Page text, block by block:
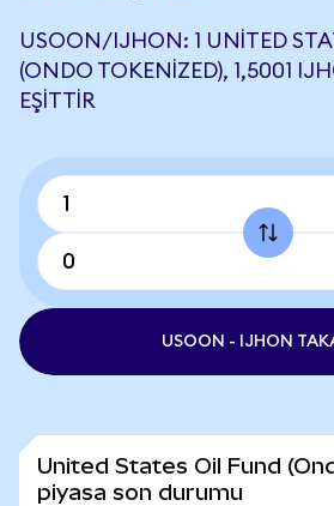
USOON/IJHON: 1 UNITED
(ONDO TOKENIZED), 1,5001
EŞITTIR
USOON - IJHON
United States Oil Fund
piyasa son durumu